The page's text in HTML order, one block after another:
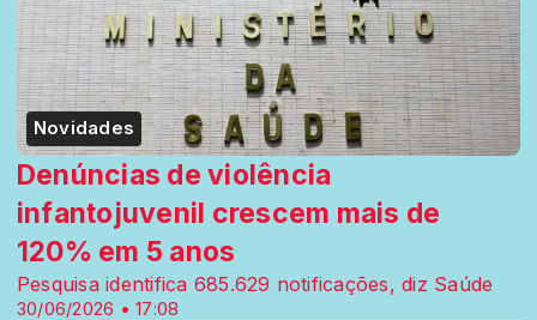
Novidades
30/06/2026 • 17:08
Denúncias de violência
infantojuvenil crescem mais de
120% em 5 anos
Pesquisa identifica 685.629 notificações, diz Saúde